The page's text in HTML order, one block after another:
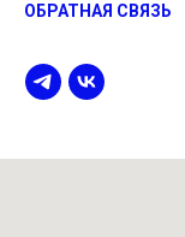
ОБРАТНАЯ СВЯЗЬ